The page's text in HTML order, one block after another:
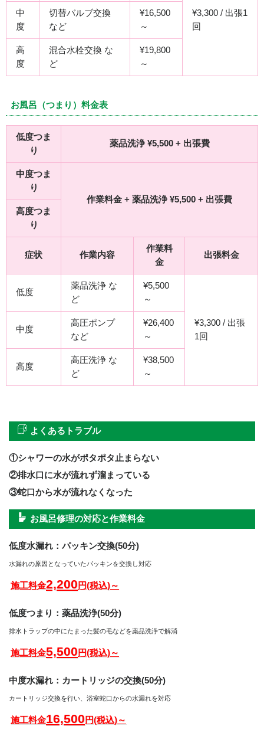
¥3,300 / 出張1
回
中
度
切替バルブ交換
など
¥16,500
～
高
度
混合水栓交換 な
ど
¥19,800
～
お風呂（つまり）料金表
低度つま
り
薬品洗浄 ¥5,500 + 出張費
中度つま
り
作業料金 + 薬品洗浄 ¥5,500 + 出張費
高度つま
り
症状 作業内容
作業料
金
出張料金
低度
薬品洗浄 な
ど
¥5,500
～
¥3,300 / 出張
1回
中度
高圧ポンプ
など
¥26,400
～
高度
高圧洗浄 な
ど
¥38,500
～
よくあるトラブル
①シャワーの水がポタポタ止まらない
②排水口に水が流れず溜まっている
③蛇口から水が流れなくなった
お風呂修理の対応と作業料金
低度水漏れ：パッキン交換(50分)
水漏れの原因となっていたパッキンを交換し対応
施工料金2,200円(税込)～
低度つまり：薬品洗浄(50分)
排水トラップの中にたまった髪の毛などを薬品洗浄で解消
施工料金5,500円(税込)～
中度水漏れ：カートリッジの交換(50分)
カートリッジ交換を行い、浴室蛇口からの水漏れを対応
施工料金16,500円(税込)～